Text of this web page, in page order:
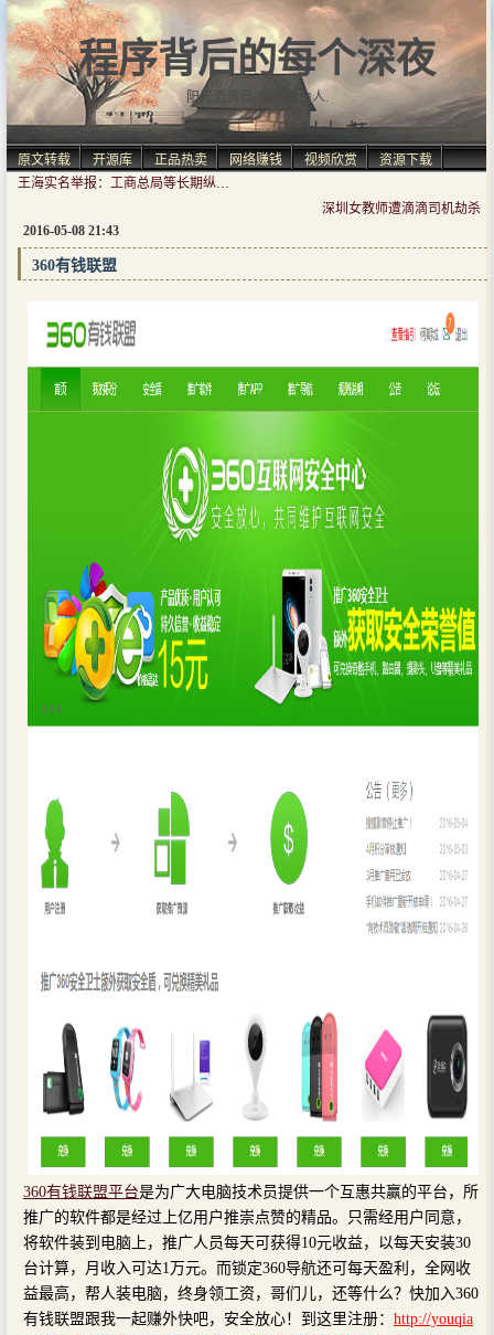
程序背后的每个深夜
阳光洒满肩, 仿佛自由人.
原文转载 开源库 正品热卖 网络赚钱 视频欣赏
资源下载
王海实名举报：工商总局等长期纵容百度虚假广告
深圳女教师遭滴滴司机劫杀
2016-05-08 21:43
360有钱联盟
360有钱联盟平台是为广大电脑技术员提供一个互惠共赢的平台，所
推广的软件都是经过上亿用户推崇点赞的精品。只需经用户同意，
将软件装到电脑上，推广人员每天可获得10元收益，以每天安装30
台计算，月收入可达1万元。而锁定360导航还可每天盈利，全网收
益最高，帮人装电脑，终身领工资，哥们儿，还等什么？快加入360
有钱联盟跟我一起赚外快吧，安全放心！到这里注册： http://youqia